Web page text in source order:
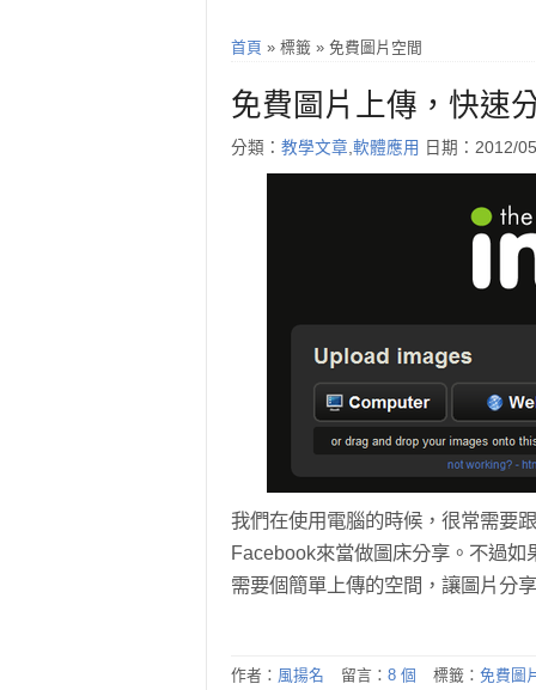
首頁 » 標籤 » 免費圖片空間
免費圖片上傳，快速
分類： 教學文章,軟體應用 日期：2012/
我們在使用電腦的時候，很常需要
Facebook來當做圖床分享。不過如
需要個簡單上傳的空間，讓圖片分
作者： 風揚名 留言： 8 個 標籤： 免費圖